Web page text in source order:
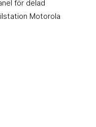
för delad
Motorola